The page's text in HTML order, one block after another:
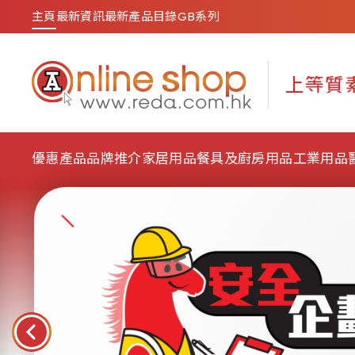
主頁最新資訊最新產品目錄GB系列
優惠產品品牌推介家居用品餐具及廚房用品工業用品